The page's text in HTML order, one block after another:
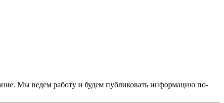
Мы ведем работу и будем публиковать информацию по-